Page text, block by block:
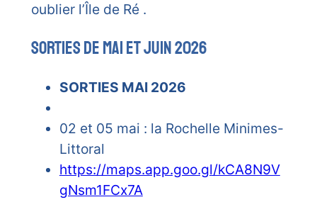
oublier l’Île de Ré .
sorties de MAI ET JUIN 2026
SORTIES MAI 2026
02 et 05 mai : la Rochelle Minimes-
Littoral
https://maps.app.goo.gl/kCA8N9V
gNsm1FCx7A